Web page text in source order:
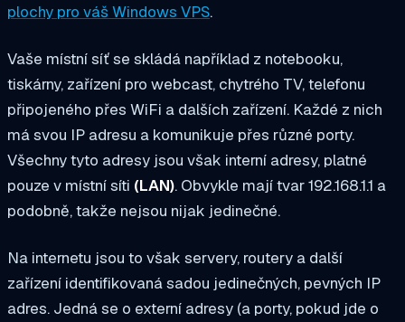
plochy pro váš Windows VPS.
Vaše místní síť se skládá například z notebooku,
tiskárny, zařízení pro webcast, chytrého TV, telefonu
připojeného přes WiFi a dalších zařízení. Každé z nich
má svou IP adresu a komunikuje přes různé porty.
Všechny tyto adresy jsou však interní adresy, platné
pouze v místní síti (LAN). Obvykle mají tvar 192.168.1.1 a
podobně, takže nejsou nijak jedinečné.
Na internetu jsou to však servery, routery a další
zařízení identifikovaná sadou jedinečných, pevných IP
adres. Jedná se o externí adresy (a porty, pokud jde o